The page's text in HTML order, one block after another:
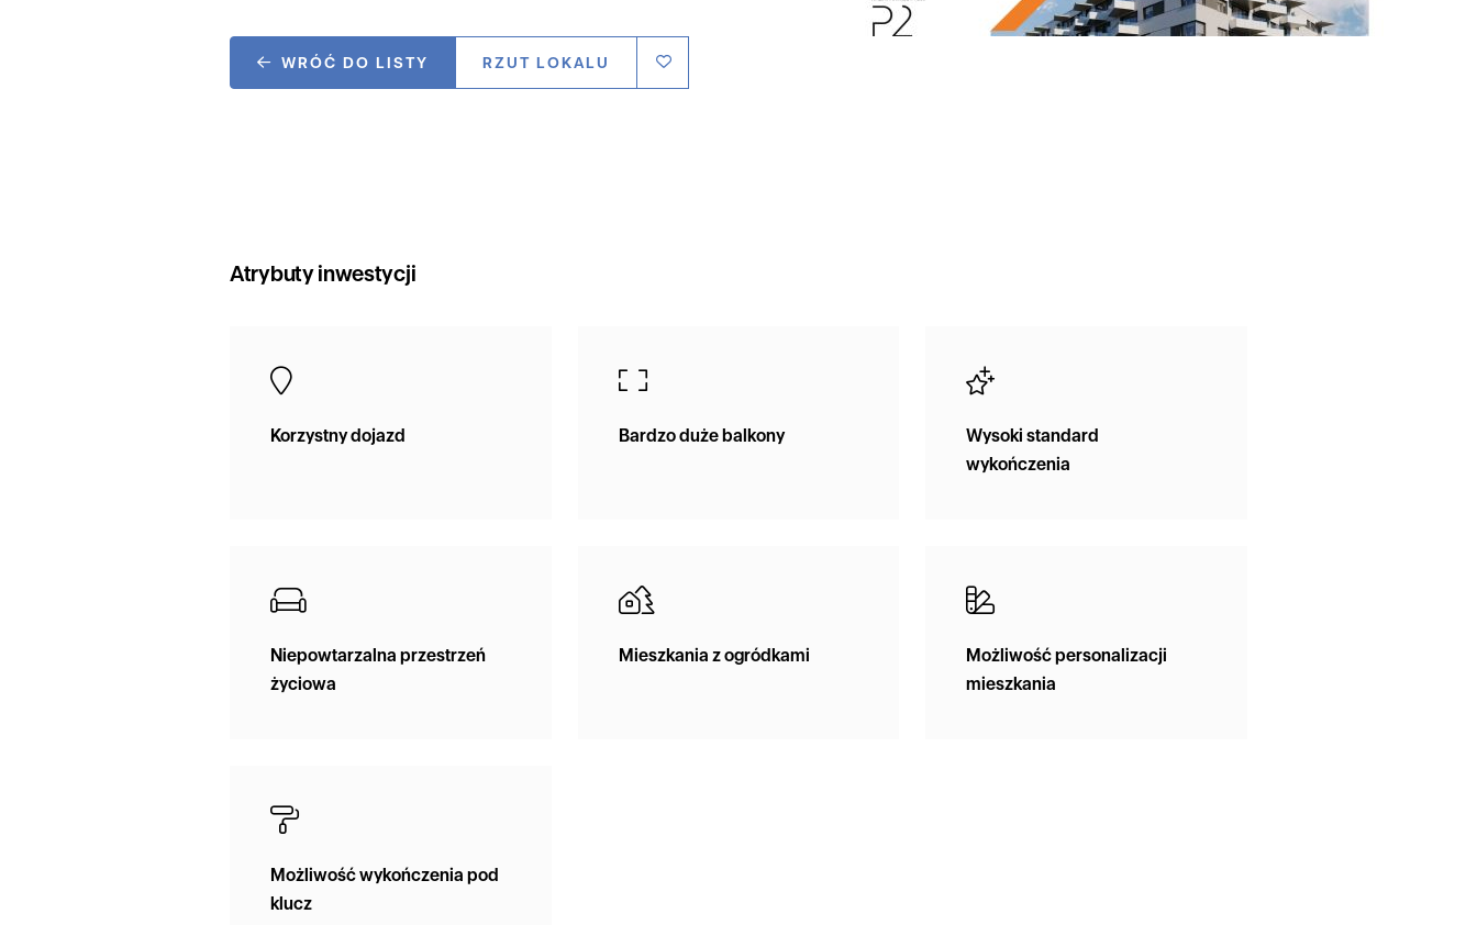
WRÓĆ DO LISTY RZUT LOKALU
Atrybuty inwestycji
Korzystny dojazd Bardzo duże balkony
Wysoki standard
wykończenia
Niepowtarzalna przestrzeń
życiowa
Mieszkania z ogródkami
Możliwość personalizacji
mieszkania
Możliwość wykończenia pod
klucz